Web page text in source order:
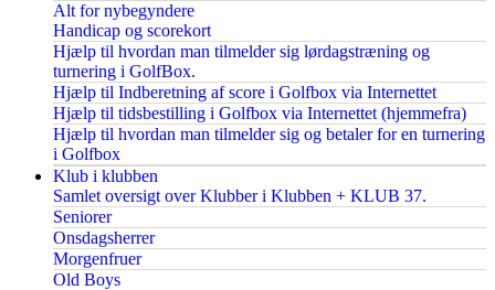
Alt for nybegyndere
Handicap og scorekort
Hjælp til hvordan man tilmelder sig lørdagstræning og
turnering i GolfBox.
Hjælp til Indberetning af score i Golfbox via Internettet
Hjælp til tidsbestilling i Golfbox via Internettet (hjemmefra)
Hjælp til hvordan man tilmelder sig og betaler for en turnering
i Golfbox
Klub i klubben
Samlet oversigt over Klubber i Klubben + KLUB 37.
Seniorer
Onsdagsherrer
Morgenfruer
Old Boys